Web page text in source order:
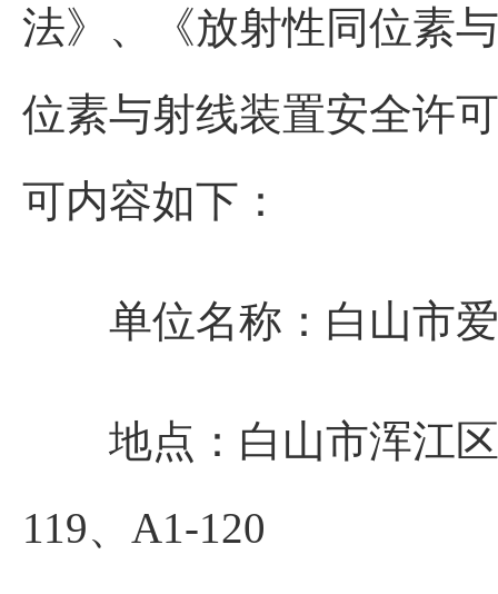
法》、《放射性同位素
位素与射线装置安全许
可内容如下：
单位名称 ： 白山市
地点 ： 白山市浑江
119、A1-120